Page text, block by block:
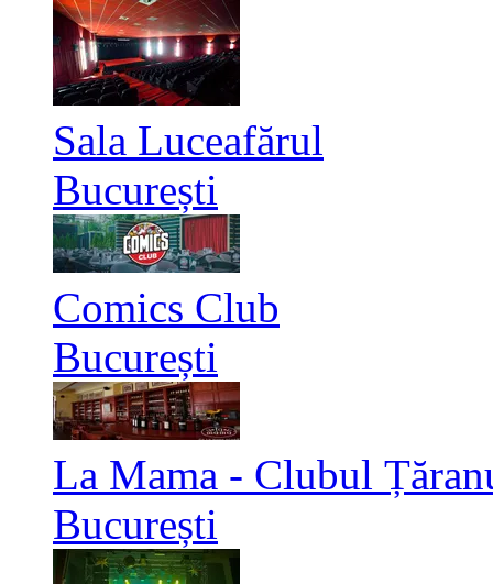
Sala Luceafărul
București
Comics Club
București
La Mama - Clubul
București